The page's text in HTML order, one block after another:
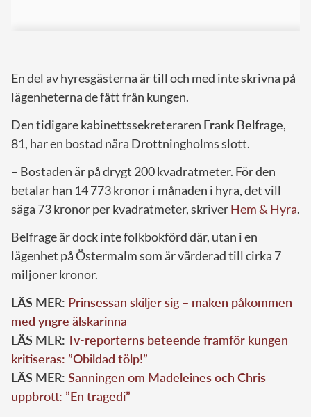
En del av hyresgästerna är till och med inte skrivna på
lägenheterna de fått från kungen.
Den tidigare kabinettssekreteraren Frank Belfrage,
81, har en bostad nära Drottningholms slott.
– Bostaden är på drygt 200 kvadratmeter. För den
betalar han 14 773 kronor i månaden i hyra, det vill
säga 73 kronor per kvadratmeter, skriverHem & Hyra.
Belfrage är dock inte folkbokförd där, utan i en
lägenhet på Östermalm som är värderad till cirka 7
miljoner kronor.
LÄS MER: Prinsessan skiljer sig – maken påkommen
med yngre älskarinna
LÄS MER:Tv-reporterns beteende framför kungen
kritiseras: ”Obildad tölp!”
LÄS MER: Sanningen om Madeleines och Chris
uppbrott: ”En tragedi”